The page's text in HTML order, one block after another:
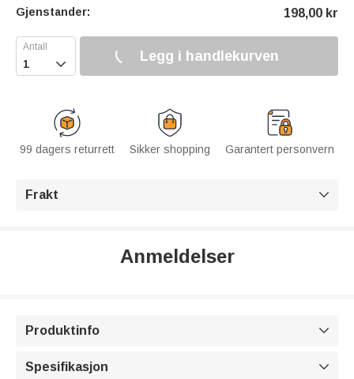
Gjenstander: 198,00 kr
 Legg i handlekurven
99 dagers returrett Sikker shopping Garantert personvern
Frakt 
Anmeldelser
Produktinfo 
Spesifikasjon 